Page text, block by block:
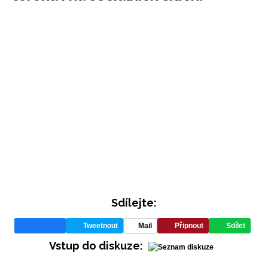
Sdílejte:
Tweetnout Mail Připnout Sdílet
Vstup do diskuze: